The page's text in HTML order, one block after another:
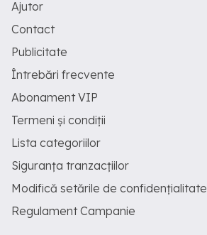
Ajutor
Contact
Publicitate
Întrebări frecvente
Abonament VIP
Termeni și condiții
Lista categoriilor
Siguranța tranzacțiilor
Modifică setările de confidențialitate
Regulament Campanie